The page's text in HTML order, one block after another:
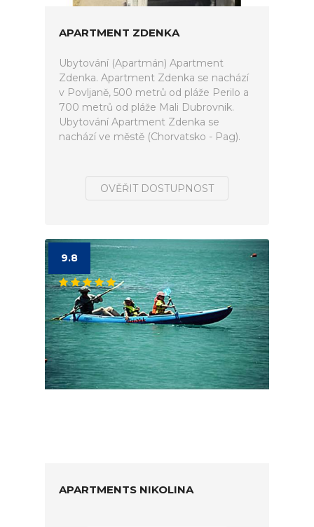
APARTMENT ZDENKA
Ubytování (Apartmán) Apartment
Zdenka. Apartment Zdenka se nachází
v Povljaně, 500 metrů od pláže Perilo a
700 metrů od pláže Mali Dubrovnik.
Ubytování Apartment Zdenka se
nachází ve městě (Chorvatsko - Pag).
OVĚŘIT DOSTUPNOST
9.8
APARTMENTS NIKOLINA